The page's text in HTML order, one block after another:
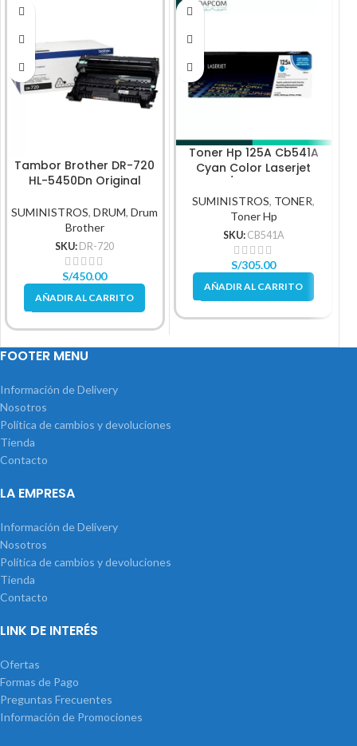
Tambor Brother DR-720
HL-5450Dn Original
SUMINISTROS,DRUM,Drum
Brother
SKU: DR-720
S/450.00
AÑADIR AL CARRITO
Toner Hp 125A Cb541A
Cyan Color Laserjet
SUMINISTROS, TONER,
Toner Hp
SKU: CB541A
S/305.00
AÑADIR AL CARRITO
FOOTER MENU
Información de Delivery
Nosotros
Política de cambios y devoluciones
Tienda
Contacto
LA EMPRESA
Información de Delivery
Nosotros
Política de cambios y devoluciones
Tienda
Contacto
LINK DE INTERÉS
Ofertas
Formas de Pago
Preguntas Frecuentes
Información de Promociones